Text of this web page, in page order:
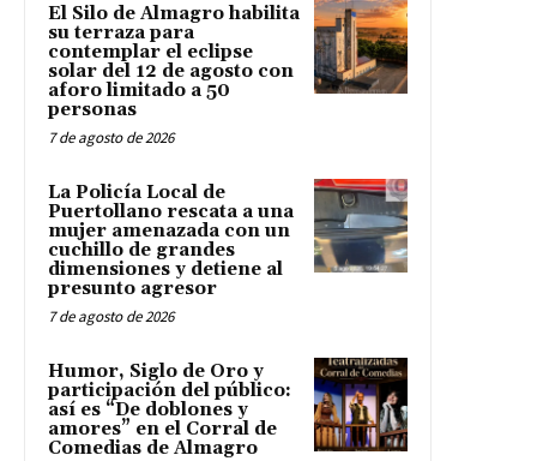
El Silo de Almagro habilita
su terraza para
contemplar el eclipse
solar del 12 de agosto con
aforo limitado a 50
personas
7 de agosto de 2026
La Policía Local de
Puertollano rescata a una
mujer amenazada con un
cuchillo de grandes
dimensiones y detiene al
presunto agresor
7 de agosto de 2026
Humor, Siglo de Oro y
participación del público:
así es “De doblones y
amores” en el Corral de
Comedias de Almagro